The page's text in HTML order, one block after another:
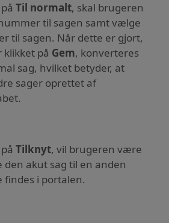
påTil normalt, skal brugeren
til sagen samt vælge
til sagen. Når dette er gjort,
på Gem, konverteres
sag, hvilket betyder, at
sager oprettet af
påTilknyt, vil brugeren være
den akut sag til en anden
findes i portalen.